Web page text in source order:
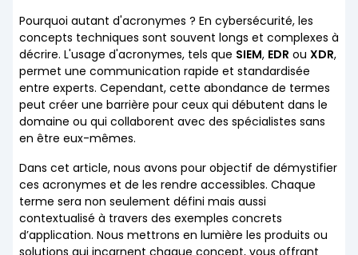
Pourquoi autant d'acronymes ? En cybersécurité, les
concepts techniques sont souvent longs et complexes à
décrire. L'usage d'acronymes, tels que SIEM, EDR ou XDR,
permet une communication rapide et standardisée
entre experts. Cependant, cette abondance de termes
peut créer une barrière pour ceux qui débutent dans le
domaine ou qui collaborent avec des spécialistes sans
en être eux-mêmes.
Dans cet article, nous avons pour objectif de démystifier
ces acronymes et de les rendre accessibles. Chaque
terme sera non seulement défini mais aussi
contextualisé à travers des exemples concrets
d’application. Nous mettrons en lumière les produits ou
solutions qui incarnent chaque concept, vous offrant